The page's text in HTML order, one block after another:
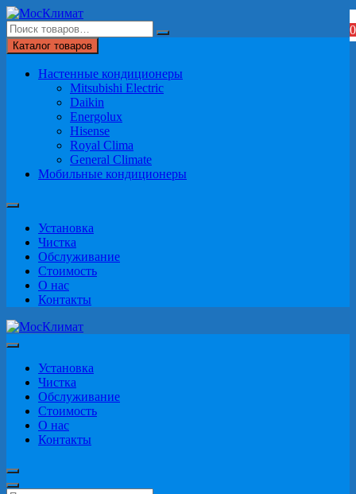
Перейти
к
содержимому
Каталог товаров
Настенные кондиционеры
Mitsubishi Electric
Daikin
Energolux
Hisense
Royal Clima
General Climate
Мобильные кондиционеры
Установка
Чистка
Обслуживание
Стоимость
О нас
Контакты
Установка
Чистка
Обслуживание
Стоимость
О нас
Контакты
0